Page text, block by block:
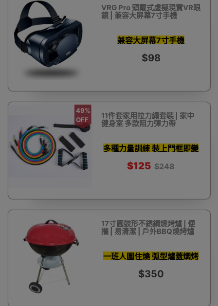
VRG Pro 頭戴式虛擬現實VR眼
鏡 | 兼容大屏幕7寸手機
兼容大屏幕7寸手機
$98
49%
OFF
11件套家用拉力繩套裝 | 家中
健身室 多款阻力彈力帶
多種力量訓練 裝上門框即變
重訓健身器材
$125 $248
17寸圓鼓形不銹鋼燒烤爐 | 便
攜 | 易清潔 | 戶外BBQ燒烤爐
一班人圍住燒 弧型爐蓋燜烤
鎖住肉汁
$350